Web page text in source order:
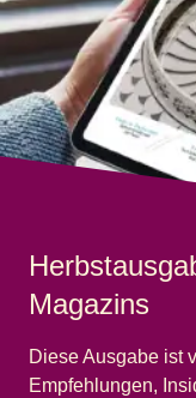
Magazins
Diese Ausgabe ist
Empfehlungen,